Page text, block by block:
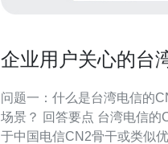
企业用户关心的台
问题一：什么是台湾电信的
场景？ 回答要点 台湾电信的
于中国电信CN2骨干或类似